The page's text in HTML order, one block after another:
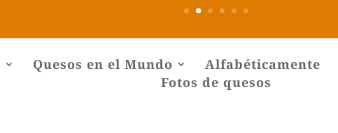
Quesos en el Mundo Alfabéticamente
Fotos de quesos